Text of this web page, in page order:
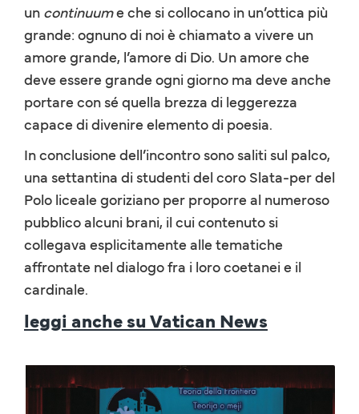
un continuume che si collocano in un’ottica più
grande: ognuno di noi è chiamato a vivere un
amore grande, l’amore di Dio. Un amore che
deve essere grande ogni giorno ma deve anche
portare con sé quella brezza di leggerezza
capace di divenire elemento di poesia.
In conclusione dell’incontro sono saliti sul palco,
una settantina di studenti del coro Slata-per del
Polo liceale goriziano per proporre al numeroso
pubblico alcuni brani, il cui contenuto si
collegava esplicitamente alle tematiche
affrontate nel dialogo fra i loro coetanei e il
cardinale.
leggi anche su Vatican News